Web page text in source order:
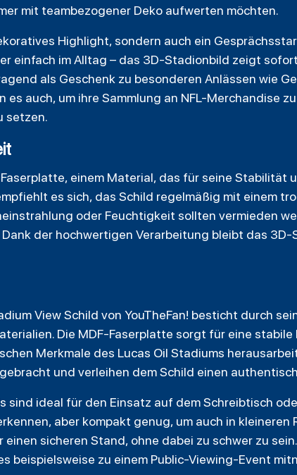
mit teambezogener Deko aufwerten möchten.
Highlight, sondern auch ein
einfach im Alltag – das 3D-Stadionbild zeigt
als Geschenk zu besonderen Anlässen wie
es auch, um ihre Sammlung an NFL-Merchandise
setzen.
einem Material, das für seine Stabilität
es sich, das Schild regelmäßig mit einem
oder Feuchtigkeit sollten vermieden
der hochwertigen Verarbeitung bleibt das
View Schild von YouTheFan! besticht durch
Die MDF-Faserplatte sorgt für eine
Merkmale des Lucas Oil Stadiums
und verleihen dem Schild einen
sind ideal für den Einsatz auf dem Schreibtisch
aber kompakt genug, um auch in kleineren
sicheren Stand, ohne dabei zu schwer zu
beispielsweise zu einem Public-Viewing-Event